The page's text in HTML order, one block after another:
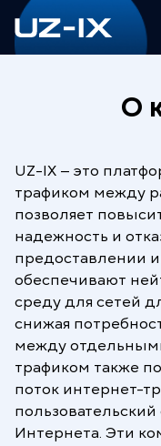
О
UZ-IX — это
трафиком между
позволяет
надежность и
предоставлении
обеспечивают
среду для сетей
снижая
между
трафиком также
поток интернет-
Интернета. Эти
Мы создаем и
доступного и
технологии
знания и новые
Предоставляя
качеством
абсолютный
в пользовании